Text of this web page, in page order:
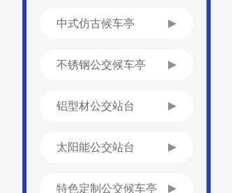
中式仿古候车亭
不锈钢公交候车亭
铝型材公交站台
太阳能公交站台
特色定制公交候车亭